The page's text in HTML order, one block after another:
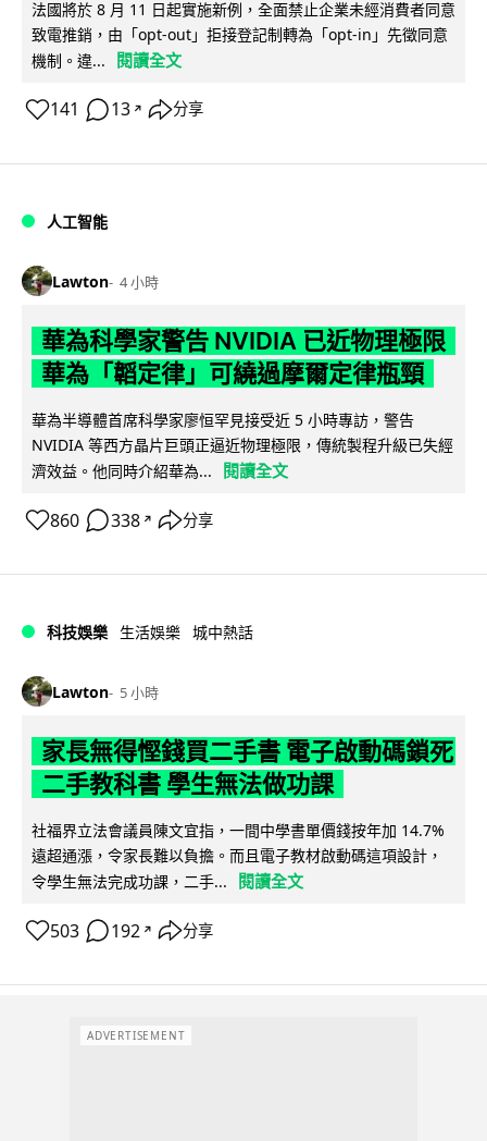
法國將於 8 月 11 日起實施新例，全面禁止企業未經消費者同意
致電推銷，由「opt-out」拒接登記制轉為「opt-in」先徵同意
機制。違...
閱讀全文
141 13 ↗ 分享
人工智能
Lawton 4 小時
華為科學家警告 NVIDIA 已近物理極限
華為「韜定律」可繞過摩爾定律瓶頸
華為半導體首席科學家廖恒罕見接受近 5 小時專訪，警告
NVIDIA 等西方晶片巨頭正逼近物理極限，傳統製程升級已失經
濟效益。他同時介紹華為...
閱讀全文
860 338 ↗ 分享
科技娛樂 生活娛樂 城中熱話
Lawton 5 小時
家長無得慳錢買二手書 電子啟動碼鎖死
二手教科書 學生無法做功課
社福界立法會議員陳文宜指，一間中學書單價錢按年加 14.7%
遠超通漲，令家長難以負擔。而且電子教材啟動碼這項設計，
令學生無法完成功課，二手...
閱讀全文
503 192 ↗ 分享
ADVERTISEMENT